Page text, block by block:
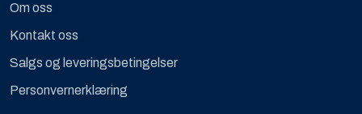
Om oss
Kontakt oss
Salgs og leveringsbetingelser
Personvernerklæring